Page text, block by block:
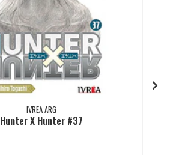
IVREA ARG
Hunter X Hunter #37